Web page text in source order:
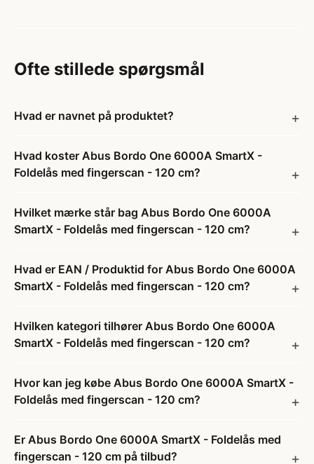
Ofte stillede spørgsmål
Hvad er navnet på produktet?
Hvad koster Abus Bordo One 6000A SmartX -
Foldelås med fingerscan - 120 cm?
Hvilket mærke står bag Abus Bordo One 6000A
SmartX - Foldelås med fingerscan - 120 cm?
Hvad er EAN / Produktid for Abus Bordo One 6000A
SmartX - Foldelås med fingerscan - 120 cm?
Hvilken kategori tilhører Abus Bordo One 6000A
SmartX - Foldelås med fingerscan - 120 cm?
Hvor kan jeg købe Abus Bordo One 6000A SmartX -
Foldelås med fingerscan - 120 cm?
Er Abus Bordo One 6000A SmartX - Foldelås med
fingerscan - 120 cm på tilbud?